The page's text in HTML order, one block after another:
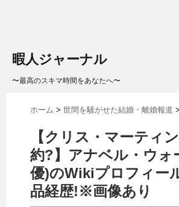
暇人ジャーナル
〜最高のスキマ時間をあなたへ〜
ホーム > 世間を騒がせた結婚・離婚報道 >
【クリス・マーティ
約?】アナベル・ウォ
優)のWikiプロフィー
品経歴!※画像あり